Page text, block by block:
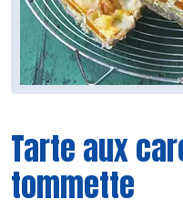
Tarte aux
tommette